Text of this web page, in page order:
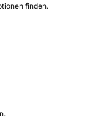
finden.